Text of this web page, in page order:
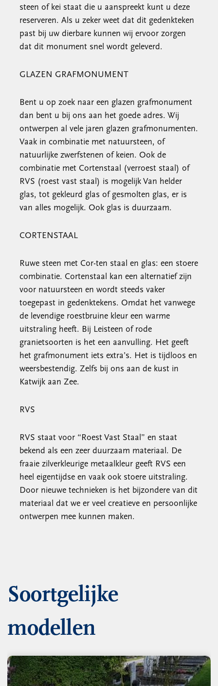
steen of kei staat die u aanspreekt kunt u deze
reserveren. Als u zeker weet dat dit gedenkteken
past bij uw dierbare kunnen wij ervoor zorgen
dat dit monument snel wordt geleverd.
GLAZEN GRAFMONUMENT
Bent u op zoek naar een glazen grafmonument
dan bent u bij ons aan het goede adres. Wij
ontwerpen al vele jaren glazen grafmonumenten.
Vaak in combinatie met natuursteen, of
natuurlijke zwerfstenen of keien. Ook de
combinatie met Cortenstaal (verroest staal) of
RVS (roest vast staal) is mogelijk Van helder
glas, tot gekleurd glas of gesmolten glas, er is
van alles mogelijk. Ook glas is duurzaam.
CORTENSTAAL
Ruwe steen met Cor-ten staal en glas: een stoere
combinatie. Cortenstaal kan een alternatief zijn
voor natuursteen en wordt steeds vaker
toegepast in gedenktekens. Omdat het vanwege
de levendige roestbruine kleur een warme
uitstraling heeft. Bij Leisteen of rode
granietsoorten is het een aanvulling. Het geeft
het grafmonument iets extra’s. Het is tijdloos en
weersbestendig. Zelfs bij ons aan de kust in
Katwijk aan Zee.
RVS
RVS staat voor “Roest Vast Staal” en staat
bekend als een zeer duurzaam materiaal. De
fraaie zilverkleurige metaalkleur geeft RVS een
heel eigentijdse en vaak ook stoere uitstraling.
Door nieuwe technieken is het bijzondere van dit
materiaal dat we er veel creatieve en persoonlijke
ontwerpen mee kunnen maken.
Soortgelijke
modellen